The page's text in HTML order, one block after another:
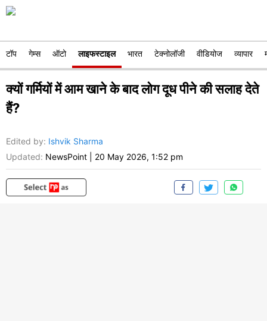
टॉप गेम्स ऑटो लाइफस्टाइल भारत टेक्नोलॉजी वीडियोज व्यापार
क्यों गर्मियों में आम खाने के बाद लोग दूध पीने की सलाह देते
हैं?
Edited by: Ishvik Sharma
Updated: NewsPoint 20 May 2026, 1:52 pm